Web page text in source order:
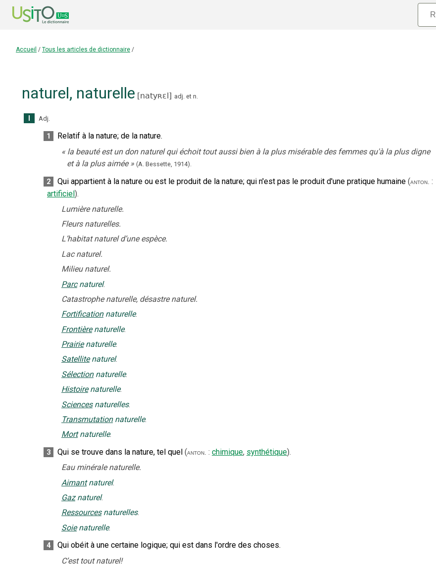
Accueil / Tous les articles de dictionnaire /
naturel, naturelle [natyʀɛl] adj. et n.
Adj.
1 Relatif à la nature; de la nature.
« la beauté est un don naturel qui échoit tout aussi bien à la plus misérable des femmes qu'à la plus digne
et à la plus aimée » (A. Bessette, 1914).
2 Qui appartient à la nature ou est le produit de la nature; qui n'est pas le produit d'une pratique humaine (anton. :
artificiel ).
Lumière naturelle.
Fleurs naturelles.
L’habitat naturel d’une espèce.
Lac naturel.
Milieu naturel.
Parc naturel.
Catastrophe naturelle, désastre naturel.
Fortification naturelle.
Frontière naturelle.
Prairie naturelle.
Satellite naturel.
Sélection naturelle.
Histoire naturelle.
Sciences naturelles.
Transmutation naturelle.
Mort naturelle.
3 Qui se trouve dans la nature, tel quel (anton. : chimique, synthétique).
Eau minérale naturelle.
Aimant naturel.
Gaz naturel.
Ressources naturelles.
Soie naturelle.
4 Qui obéit à une certaine logique; qui est dans l'ordre des choses.
C’est tout naturel!